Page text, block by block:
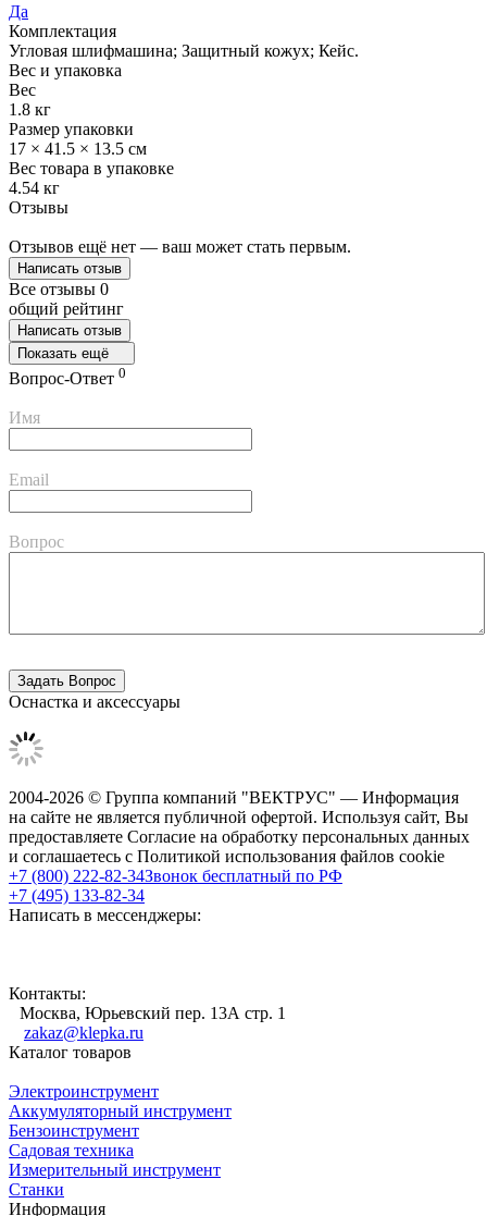
Да
Комплектация
Угловая шлифмашина; Защитный кожух; Кейс.
Вес и упаковка
Вес
1.8 кг
Размер упаковки
17 × 41.5 × 13.5 см
Вес товара в упаковке
4.54 кг
Отзывы
Отзывов ещё нет — ваш может стать первым.
Написать отзыв
Все отзывы 0
общий рейтинг
Написать отзыв
Показать ещё
Вопрос-Ответ 0
Имя
Email
Вопрос
Оснастка и аксессуары
2004-2026 © Группа компаний "ВЕКТРУС" — Информация
на сайте не является публичной офертой. Используя сайт, Вы
предоставляете Согласие на обработку персональных данных
и соглашаетесь с Политикой использования файлов cookie
+7 (800) 222-82-34Звонок бесплатный по РФ
+7 (495) 133-82-34
Написать в мессенджеры:
Контакты:
Москва, Юрьевский пер. 13А стр. 1
zakaz@klepka.ru
Каталог товаров
Электроинструмент
Аккумуляторный инструмент
Бензоинструмент
Садовая техника
Измерительный инструмент
Станки
Информация